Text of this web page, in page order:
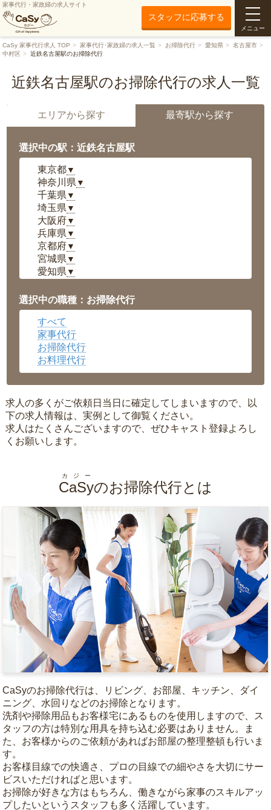
家事代行・家政婦の求人サイト
スタッフに応募する
メニュー
CaSy 家事代行求人 TOP 家事代行･家政婦の求人一覧 お掃除代行 愛知県
名古屋市
中村区
近鉄名古屋駅のお掃除代行
近鉄名古屋駅のお掃除代行の求人一覧
エリアから探す 最寄駅から探す
選択中の駅：近鉄名古屋駅
東京都▼
神奈川県 ▼
千葉県 ▼
埼玉県 ▼
大阪府▼
兵庫県 ▼
京都府▼
宮城県 ▼
愛知県 ▼
岡山県▼
広島県▼
沖縄県
選択中の職種：お掃除代行
すべて
家事代行
お掃除代行
お料理代行
求人の多くがご依頼日当日に確定してしまいますので、以
下の求人情報は、実例として御覧ください。
求人はたくさんございますので、ぜひキャスト登録よろし
くお願いします。
CaSy
カジー
のお掃除代行とは
CaSyのお掃除代行は、リビング、お部屋、キッチン、ダイ
ニング、水回りなどのお掃除となります。
洗剤や掃除用品もお客様宅にあるものを使用しますので、ス
タッフの方は特別な用具を持ち込む必要はありません。ま
た、お客様からのご依頼があればお部屋の整理整頓も行いま
す。
お客様目線での快適さ、プロの目線での細やさを大切にサー
ビスいただければと思います。
お掃除が好きな方はもちろん、働きながら家事のスキルアッ
プしたいというスタッフも多く活躍しています。